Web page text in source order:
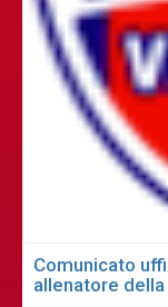
Comunicato
allenatore